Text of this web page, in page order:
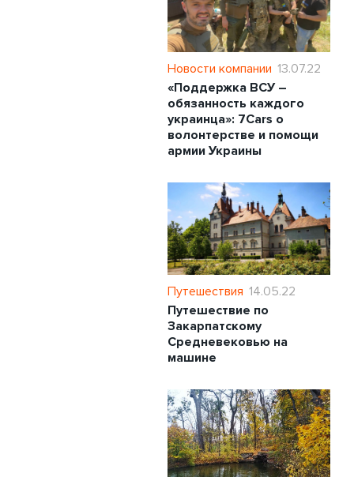
Новости компании 13.07.22
«Поддержка ВСУ –
обязанность каждого
украинца»: 7Cars о
волонтерстве и помощи
армии Украины
Путешествия 14.05.22
Путешествие по
Закарпатскому
Средневековью на
машине